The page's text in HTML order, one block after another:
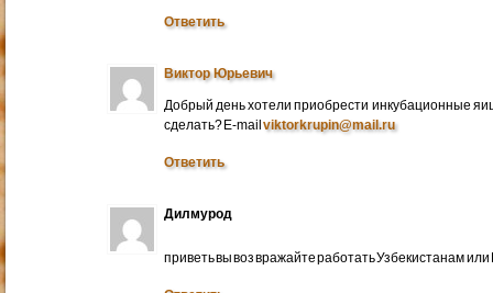
Ответить
Виктор Юрьевич
Добрый день хотели приобрести инкубационные
сделать? E-mailviktorkrupin@mail.ru
Ответить
Дилмурод
приветь вы воз вражайте работать Узбекистанам